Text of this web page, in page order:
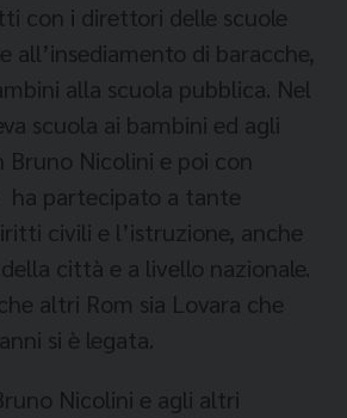
con i direttori delle scuole
all’insediamento di baracche,
alla scuola pubblica. Nel
scuola ai bambini ed agli
Nicolini e poi con
ha partecipato a tante
civili e l’istruzione, anche
città e a livello nazionale.
altri Rom sia Lovara che
si è legata.
Nicolini e agli altri